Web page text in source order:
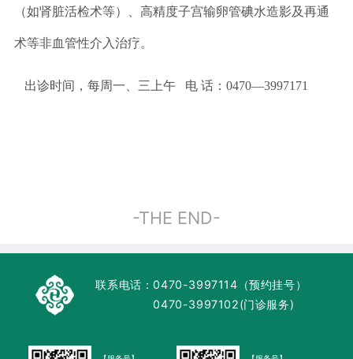
（如肾脏活检术等）、高精度子宫输卵管碘水造影及再通
术等非血管性介入治疗。
出诊时间，每周一、三上午 电 话：0470—3997171
-THE END-
联系电话：0470-3997114（预约挂号）
0470-3997102(门诊服务)